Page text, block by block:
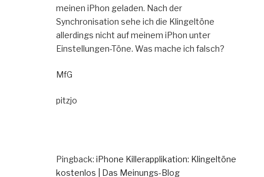
meinen iPhon geladen. Nach der
Synchronisation sehe ich die Klingeltöne
allerdings nicht auf meinem iPhon unter
Einstellungen-Töne. Was mache ich falsch?
MfG
pitzjo
Pingback: iPhone Killerapplikation: Klingeltöne
kostenlos | Das Meinungs-Blog